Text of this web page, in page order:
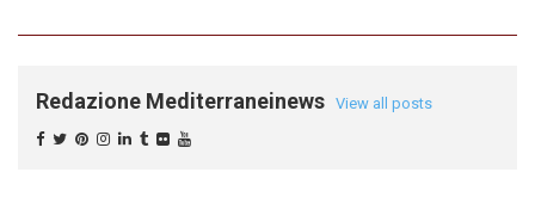
Redazione Mediterraneinews View all posts